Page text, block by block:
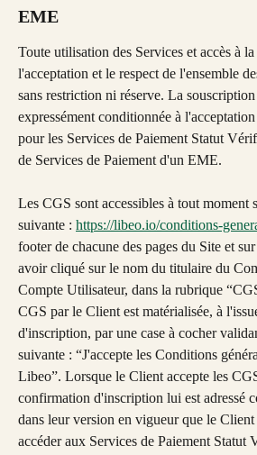
EME
Toute utilisation des Services et accès à
l'acceptation et le respect de l'ensemble
sans restriction ni réserve. La
expressément conditionnée à
pour les Services de Paiement Statut
de Services de Paiement d'un EME.
Les CGS sont accessibles à tout moment
suivante : https://libeo.io/conditions-
footer de chacune des pages du Site et
avoir cliqué sur le nom du titulaire du
Compte Utilisateur, dans la rubrique
CGS par le Client est matérialisée, à
d'inscription, par une case à cocher
suivante : “J'accepte les Conditions
Libeo”. Lorsque le Client accepte les
confirmation d'inscription lui est adressé
dans leur version en vigueur que le Client
accéder aux Services de Paiement Statut